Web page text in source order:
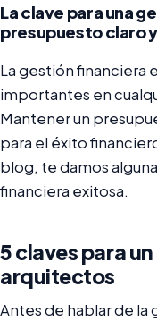
La clave para una
presupuesto claro
La gestión financiera
importantes en
Mantener un
para el éxito
blog, te damos
financiera exitosa.
5 claves para
arquitectos
Antes de hablar de